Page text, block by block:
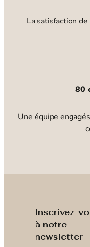
La satisfaction
80
Une équipe
Inscrivez-
à notre
newsletter